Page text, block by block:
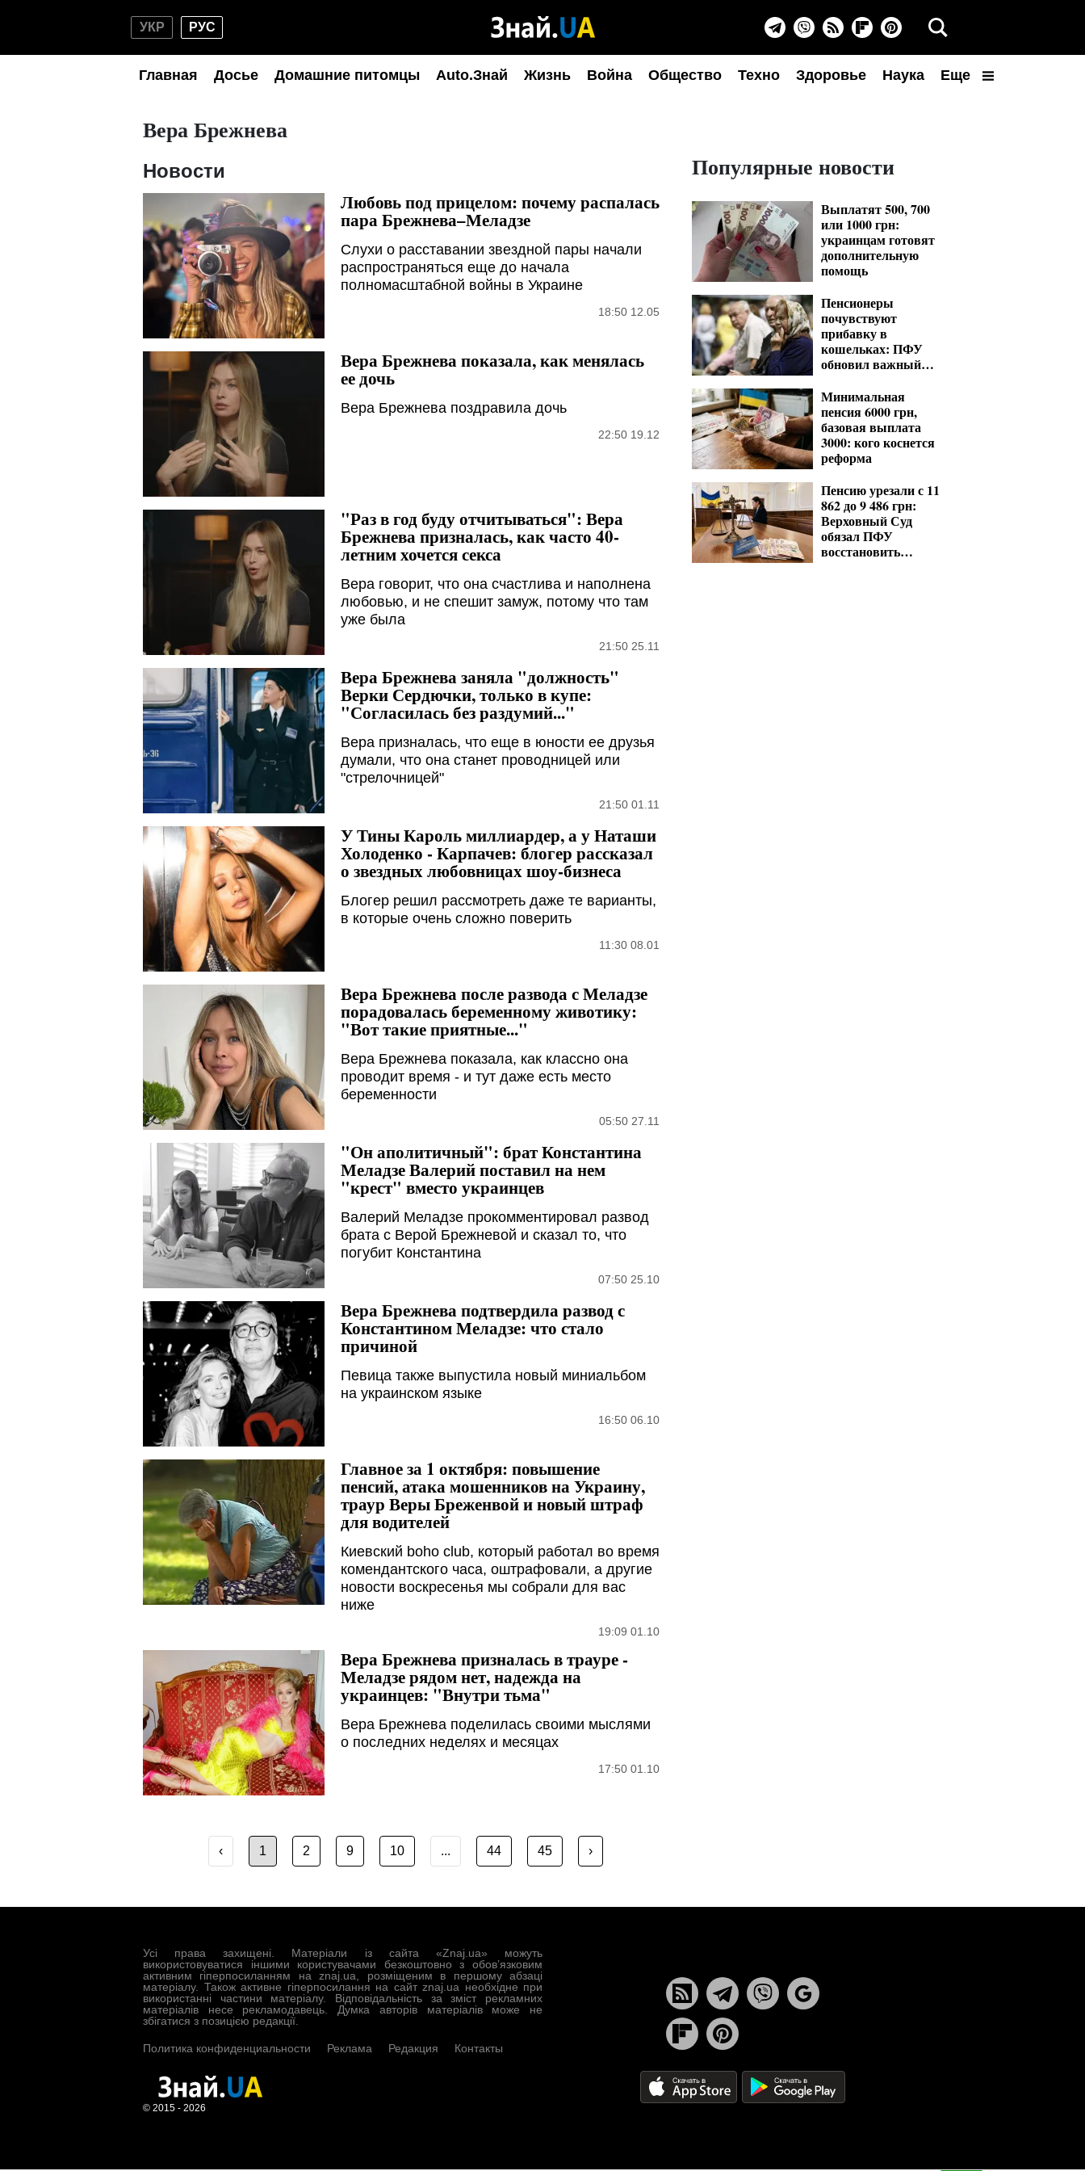
УКР РУС
Главная Досье Домашние питомцы Auto.Знай Жизнь Война Общество Техно Здоровье Наука Еще
Вера Брежнева
Новости
Любовь под прицелом: почему распалась
пара Брежнева–Меладзе
Слухи о расставании звездной пары начали
распространяться еще до начала
полномасштабной войны в Украине
18:50 12.05
Вера Брежнева показала, как менялась
ее дочь
Вера Брежнева поздравила дочь
22:50 19.12
"Раз в год буду отчитываться": Вера
Брежнева призналась, как часто 40-
летним хочется секса
Вера говорит, что она счастлива и наполнена
любовью, и не спешит замуж, потому что там
уже была
21:50 25.11
Вера Брежнева заняла "должность"
Верки Сердючки, только в купе:
"Согласилась без раздумий..."
Вера призналась, что еще в юности ее друзья
думали, что она станет проводницей или
"стрелочницей"
21:50 01.11
У Тины Кароль миллиардер, а у Наташи
Холоденко - Карпачев: блогер рассказал
о звездных любовницах шоу-бизнеса
Блогер решил рассмотреть даже те варианты,
в которые очень сложно поверить
11:30 08.01
Вера Брежнева после развода с Меладзе
порадовалась беременному животику:
"Вот такие приятные..."
Вера Брежнева показала, как классно она
проводит время - и тут даже есть место
беременности
05:50 27.11
"Он аполитичный": брат Константина
Меладзе Валерий поставил на нем
"крест" вместо украинцев
Валерий Меладзе прокомментировал развод
брата с Верой Брежневой и сказал то, что
погубит Константина
07:50 25.10
Вера Брежнева подтвердила развод с
Константином Меладзе: что стало
причиной
Певица также выпустила новый миниальбом
на украинском языке
16:50 06.10
Главное за 1 октября: повышение
пенсий, атака мошенников на Украину,
траур Веры Бреженвой и новый штраф
для водителей
Киевский boho club, который работал во время
комендантского часа, оштрафовали, а другие
новости воскресенья мы собрали для вас
ниже
19:09 01.10
Вера Брежнева призналась в трауре -
Меладзе рядом нет, надежда на
украинцев: "Внутри тьма"
Вера Брежнева поделилась своими мыслями
о последних неделях и месяцах
17:50 01.10
‹ 1 2 9 10 ... 44 45 ›
Популярные новости
Выплатят 500, 700
или 1000 грн:
украинцам готовят
дополнительную
помощь
Пенсионеры
почувствуют
прибавку в
кошельках: ПФУ
обновил важный
расчета выплат
Минимальная
пенсия 6000 грн,
базовая выплата
3000: кого коснется
реформа
Пенсию урезали с 11
862 до 9 486 грн:
Верховный Суд
обязал ПФУ
восстановить
Усі права захищені. Матеріали із сайта «Znaj.ua» можуть
використовуватися іншими користувачами безкоштовно з обов’язковим
активним гіперпосиланням на znaj.ua, розміщеним в першому абзаці
матеріалу. Також активне гіперпосилання на сайт znaj.ua необхідне при
використанні частини матеріалу. Відповідальність за зміст рекламних
матеріалів несе рекламодавець. Думка авторів матеріалів може не
збігатися з позицією редакції.
Политика конфиденциальности Реклама Редакция Контакты
© 2015 - 2026